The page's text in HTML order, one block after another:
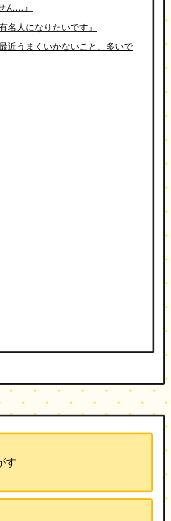
す
ん…』
名人になりたいです』
近うまくいかないこと、多いで